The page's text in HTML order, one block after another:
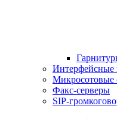
Интерфейсные
Микросотовые
Факс-серверы
SIP-